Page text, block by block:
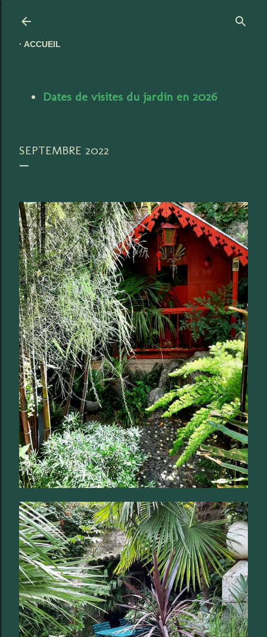
ACCUEIL
Dates de visites du jardin en 2026
SEPTEMBRE 2022